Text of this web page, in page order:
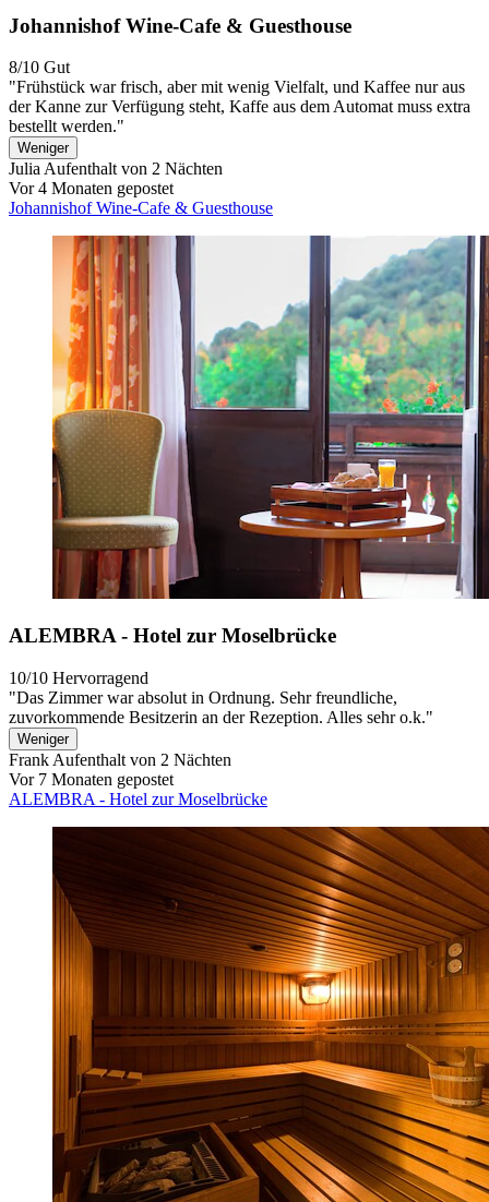
Johannishof Wine-Cafe & Guesthouse
8/10 Gut
"Frühstück war frisch, aber mit wenig Vielfalt, und Kaffee nur aus
der Kanne zur Verfügung steht, Kaffe aus dem Automat muss extra
bestellt werden."
Weniger
Julia Aufenthalt von 2 Nächten
Vor 4 Monaten gepostet
Johannishof Wine-Cafe & Guesthouse
ALEMBRA - Hotel zur Moselbrücke
10/10 Hervorragend
"Das Zimmer war absolut in Ordnung. Sehr freundliche,
zuvorkommende Besitzerin an der Rezeption. Alles sehr o.k."
Weniger
Frank Aufenthalt von 2 Nächten
Vor 7 Monaten gepostet
ALEMBRA - Hotel zur Moselbrücke